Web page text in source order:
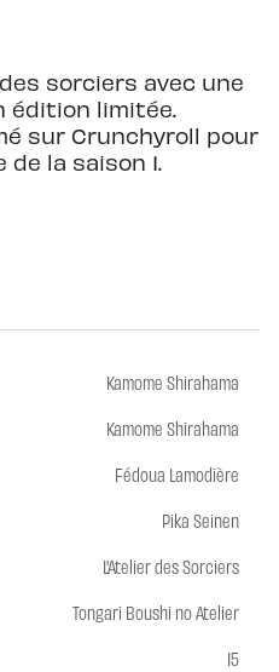
des sorciers avec une
édition limitée.
sur Crunchyroll pour
la saison 1.
Kamome Shirahama
Kamome Shirahama
Fédoua Lamodière
Pika Seinen
L'Atelier des Sorciers
Tongari Boushi no Atelier
15